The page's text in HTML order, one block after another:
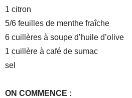
1 citron
5/6 feuilles de menthe fraîche
6 cuillères à soupe d’huile d’olive
1 cuillère à café de sumac
sel
ON COMMENCE :